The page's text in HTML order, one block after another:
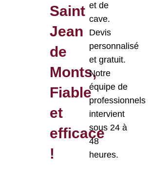
Saint
Jean
de
Monts,
Fiable
et
efficace
!
et de
cave.
Devis
personnalisé
et gratuit.
Notre
équipe de
professionnels
intervient
sous 24 à
48
heures.